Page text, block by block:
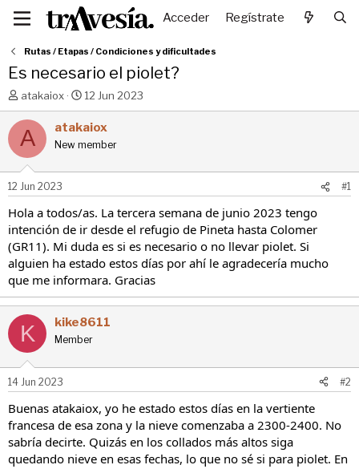
Acceder Regístrate
Rutas / Etapas / Condiciones y dificultades
Es necesario el piolet?
I
n
i
c
a
d
o
r
d
e
l
t
e
m
a
atakaiox
F
e
c
a
i
n
c
i
o
12 Jun 2023
A atakaiox
New member
12 Jun 2023 #1
Hola a todos/as. La tercera semana de junio 2023 tengo
intención de ir desde el refugio de Pineta hasta Colomer
(GR11). Mi duda es si es necesario o no llevar piolet. Si
alguien ha estado estos días por ahí le agradecería mucho
que me informara. Gracias
K kike8611
Member
14 Jun 2023 #2
Buenas atakaiox, yo he estado estos días en la vertiente
francesa de esa zona y la nieve comenzaba a 2300-2400. No
sabría decirte. Quizás en los collados más altos siga
quedando nieve en esas fechas, lo que no sé si para piolet. En